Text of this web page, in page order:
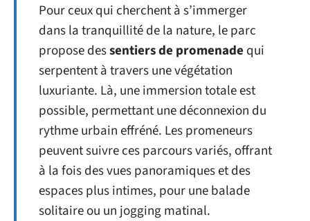
Pour ceux qui cherchent à s’immerger
dans la tranquillité de la nature, le parc
propose dessentiers de promenade qui
serpentent à travers une végétation
luxuriante. Là, une immersion totale est
possible, permettant une déconnexion du
rythme urbain effréné. Les promeneurs
peuvent suivre ces parcours variés, offrant
à la fois des vues panoramiques et des
espaces plus intimes, pour une balade
solitaire ou un jogging matinal.